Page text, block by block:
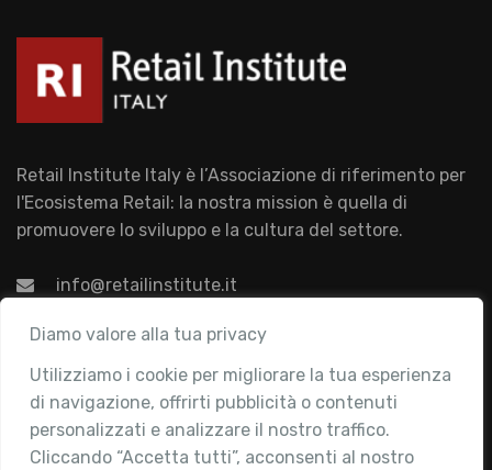
Diamo valore alla tua privacy
Utilizziamo i cookie per migliorare la tua esperienza
di navigazione, offrirti pubblicità o contenuti
personalizzati e analizzare il nostro traffico.
Cliccando “Accetta tutti”, acconsenti al nostro
Retail Institute Italy è l’Associazione di riferimento per
l'Ecosistema Retail: la nostra mission è quella di
promuovere lo sviluppo e la cultura del settore.
info@retailinstitute.it
Associazione
Chi siamo
Attività
Contatti